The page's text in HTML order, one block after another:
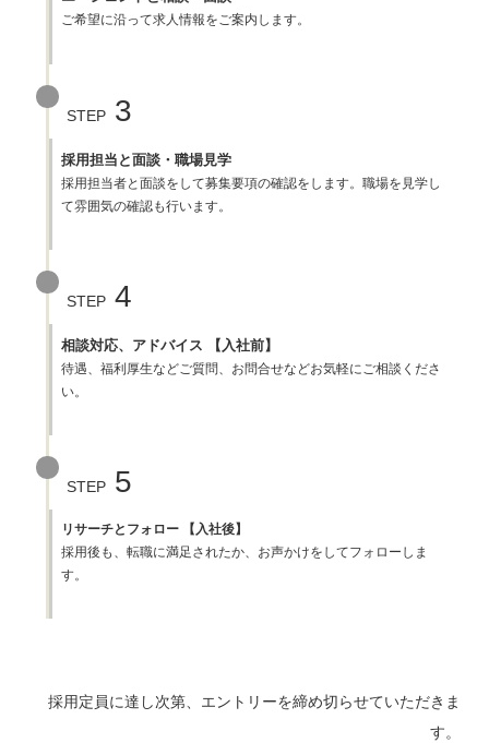
ご希望に沿って求人情報をご案内します。
STEP 3
採用担当と面談・職場見学
採用担当者と面談をして募集要項の確認をします。職場を見学し
て雰囲気の確認も行います。
STEP 4
相談対応、アドバイス 【入社前】
待遇、福利厚生などご質問、お問合せなどお気軽にご相談くださ
い。
STEP 5
リサーチとフォロー 【入社後】
採用後も、転職に満足されたか、お声かけをしてフォローしま
す。
採用定員に達し次第、エントリーを締め切らせていただきま
す。